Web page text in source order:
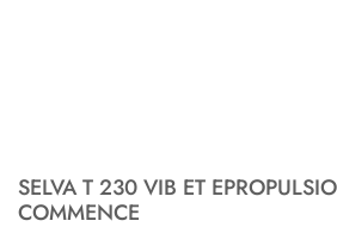
SELVA T 230 VIB ET
COMMENCE